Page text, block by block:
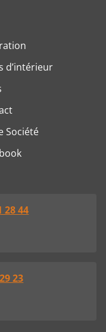
d’intérieur
Société
28 44
23